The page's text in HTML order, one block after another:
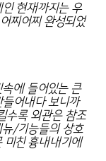
현재까지는 우
찌어찌 완성되었
에 들어있는 큰
어내다 보니까
수록 외관은 참조
뉴/기능들의 상호
미친 흉내내기에